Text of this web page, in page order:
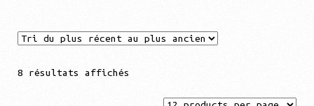
8 résultats affichés